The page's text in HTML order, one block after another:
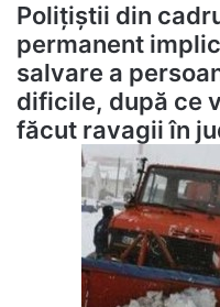
Poliţiştii din
permanent
salvare a
dificile, după ce
făcut ravagii în